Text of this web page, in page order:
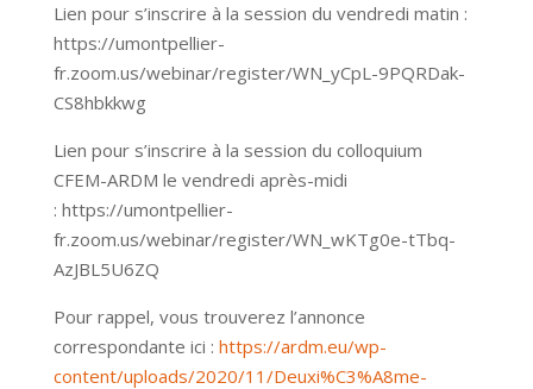
Lien pour s’inscrire à la session du vendredi matin :
https://umontpellier-
fr.zoom.us/webinar/register/WN_yCpL-9PQRDak-
CS8hbkkwg
Lien pour s’inscrire à la session du colloquium
CFEM-ARDM le vendredi après-midi
: https://umontpellier-
fr.zoom.us/webinar/register/WN_wKTg0e-tTbq-
AzJBL5U6ZQ
Pour rappel, vous trouverez l’annonce
correspondante ici : https://ardm.eu/wp-
content/uploads/2020/11/Deuxi%C3%A8me-